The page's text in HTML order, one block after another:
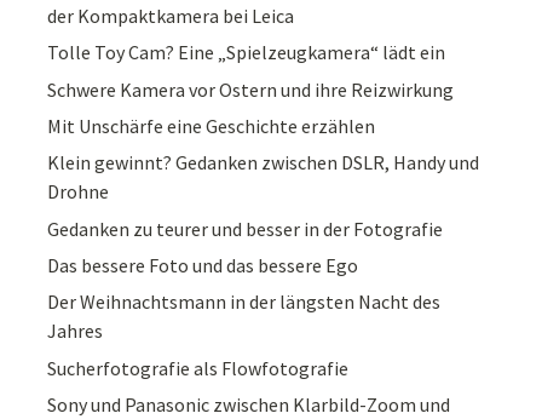
der Kompaktkamera bei Leica
Tolle Toy Cam? Eine „Spielzeugkamera“ lädt ein
Schwere Kamera vor Ostern und ihre Reizwirkung
Mit Unschärfe eine Geschichte erzählen
Klein gewinnt? Gedanken zwischen DSLR, Handy und
Drohne
Gedanken zu teurer und besser in der Fotografie
Das bessere Foto und das bessere Ego
Der Weihnachtsmann in der längsten Nacht des
Jahres
Sucherfotografie als Flowfotografie
Sony und Panasonic zwischen Klarbild-Zoom und